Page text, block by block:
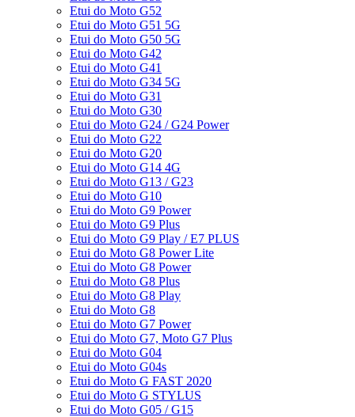
Etui do Moto G52
Etui do Moto G51 5G
Etui do Moto G50 5G
Etui do Moto G42
Etui do Moto G41
Etui do Moto G34 5G
Etui do Moto G31
Etui do Moto G30
Etui do Moto G24 / G24 Power
Etui do Moto G22
Etui do Moto G20
Etui do Moto G14 4G
Etui do Moto G13 / G23
Etui do Moto G10
Etui do Moto G9 Power
Etui do Moto G9 Plus
Etui do Moto G9 Play / E7 PLUS
Etui do Moto G8 Power Lite
Etui do Moto G8 Power
Etui do Moto G8 Plus
Etui do Moto G8 Play
Etui do Moto G8
Etui do Moto G7 Power
Etui do Moto G7, Moto G7 Plus
Etui do Moto G04
Etui do Moto G04s
Etui do Moto G FAST 2020
Etui do Moto G STYLUS
Etui do Moto G05 / G15